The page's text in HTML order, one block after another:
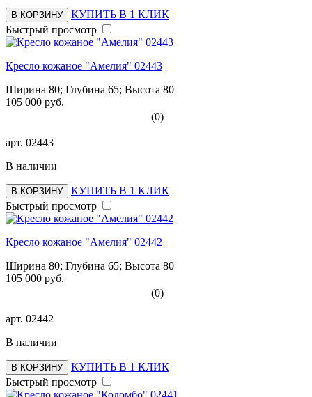
В КОРЗИНУ
КУПИТЬ В 1 КЛИК
Быстрый просмотр
Кресло кожаное "Амелия" 02443
Ширина 80; Глубина 65; Высота 80
105 000 руб.
(0)
арт. 02443
В наличии
В КОРЗИНУ
КУПИТЬ В 1 КЛИК
Быстрый просмотр
Кресло кожаное "Амелия" 02442
Ширина 80; Глубина 65; Высота 80
105 000 руб.
(0)
арт. 02442
В наличии
В КОРЗИНУ
КУПИТЬ В 1 КЛИК
Быстрый просмотр